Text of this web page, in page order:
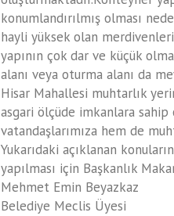
konumlandırılmış olması
hayli yüksek olan
yapının çok dar ve küçük
alanı veya oturma alanı da
Hisar Mahallesi muhtarlık
asgari ölçüde imkanlara sahip
vatandaşlarımıza hem de
Yukarıdaki açıklanan
yapılması için Başkanlık
Mehmet Emin Beyazkaz
Belediye Meclis Üyesi